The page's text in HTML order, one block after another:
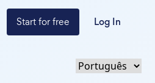
Start for free Log In